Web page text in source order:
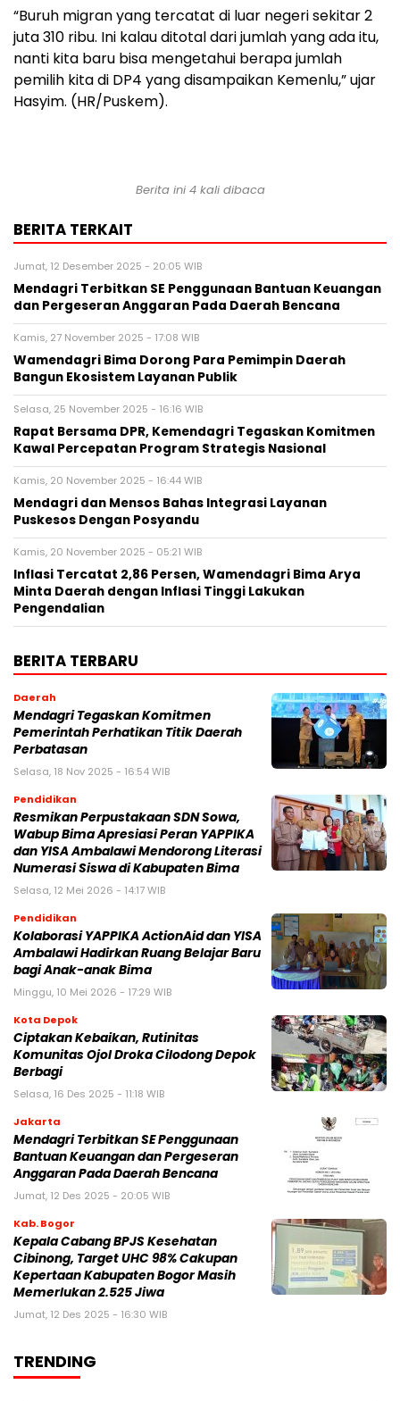
“Buruh migran yang tercatat di luar negeri sekitar 2
juta 310 ribu. Ini kalau ditotal dari jumlah yang ada itu,
nanti kita baru bisa mengetahui berapa jumlah
pemilih kita di DP4 yang disampaikan Kemenlu,” ujar
Hasyim. (HR/Puskem).
Berita ini 4 kali dibaca
BERITA TERKAIT
Jumat, 12 Desember 2025 - 20:05 WIB
Mendagri Terbitkan SE Penggunaan Bantuan Keuangan
dan Pergeseran Anggaran Pada Daerah Bencana
Kamis, 27 November 2025 - 17:08 WIB
Wamendagri Bima Dorong Para Pemimpin Daerah
Bangun Ekosistem Layanan Publik
Selasa, 25 November 2025 - 16:16 WIB
Rapat Bersama DPR, Kemendagri Tegaskan Komitmen
Kawal Percepatan Program Strategis Nasional
Kamis, 20 November 2025 - 16:44 WIB
Mendagri dan Mensos Bahas Integrasi Layanan
Puskesos Dengan Posyandu
Kamis, 20 November 2025 - 05:21 WIB
Inflasi Tercatat 2,86 Persen, Wamendagri Bima Arya
Minta Daerah dengan Inflasi Tinggi Lakukan
Pengendalian
BERITA TERBARU
Daerah
Mendagri Tegaskan Komitmen
Pemerintah Perhatikan Titik Daerah
Perbatasan
Selasa, 18 Nov 2025 - 16:54 WIB
Pendidikan
Resmikan Perpustakaan SDN Sowa,
Wabup Bima Apresiasi Peran YAPPIKA
dan YISA Ambalawi Mendorong Literasi
Numerasi Siswa di Kabupaten Bima
Selasa, 12 Mei 2026 - 14:17 WIB
Pendidikan
Kolaborasi YAPPIKA ActionAid dan YISA
Ambalawi Hadirkan Ruang Belajar Baru
bagi Anak-anak Bima
Minggu, 10 Mei 2026 - 17:29 WIB
Kota Depok
Ciptakan Kebaikan, Rutinitas
Komunitas Ojol Droka Cilodong Depok
Berbagi
Selasa, 16 Des 2025 - 11:18 WIB
Jakarta
Mendagri Terbitkan SE Penggunaan
Bantuan Keuangan dan Pergeseran
Anggaran Pada Daerah Bencana
Jumat, 12 Des 2025 - 20:05 WIB
Kab. Bogor
Kepala Cabang BPJS Kesehatan
Cibinong, Target UHC 98% Cakupan
Kepertaan Kabupaten Bogor Masih
Memerlukan 2.525 Jiwa
Jumat, 12 Des 2025 - 16:30 WIB
TRENDING